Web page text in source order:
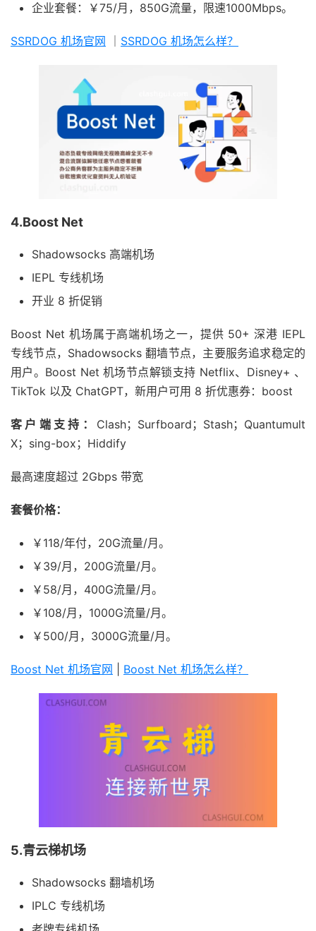
企业套餐：￥75/月，850G流量，限速1000Mbps。
SSRDOG 机场官网 SSRDOG 机场怎么样？
4.Boost Net
Shadowsocks 高端机场
IEPL 专线机场
开业 8 折促销
Boost Net 机场属于高端机场之一，提供 50+ 深港 IEPL
专线节点，Shadowsocks 翻墙节点，主要服务追求稳定的
用户。Boost Net 机场节点解锁支持 Netflix、Disney+ 、
TikTok 以及 ChatGPT，新用户可用 8 折优惠券：boost
客户端支持： Clash；Surfboard；Stash；Quantumult
X；sing-box；Hiddify
最高速度超过 2Gbps 带宽
套餐价格：
￥118/年付，20G流量/月。
￥39/月，200G流量/月。
￥58/月，400G流量/月。
￥108/月，1000G流量/月。
￥500/月，3000G流量/月。
Boost Net 机场官网 Boost Net 机场怎么样？
5.青云梯机场
Shadowsocks 翻墙机场
IPLC 专线机场